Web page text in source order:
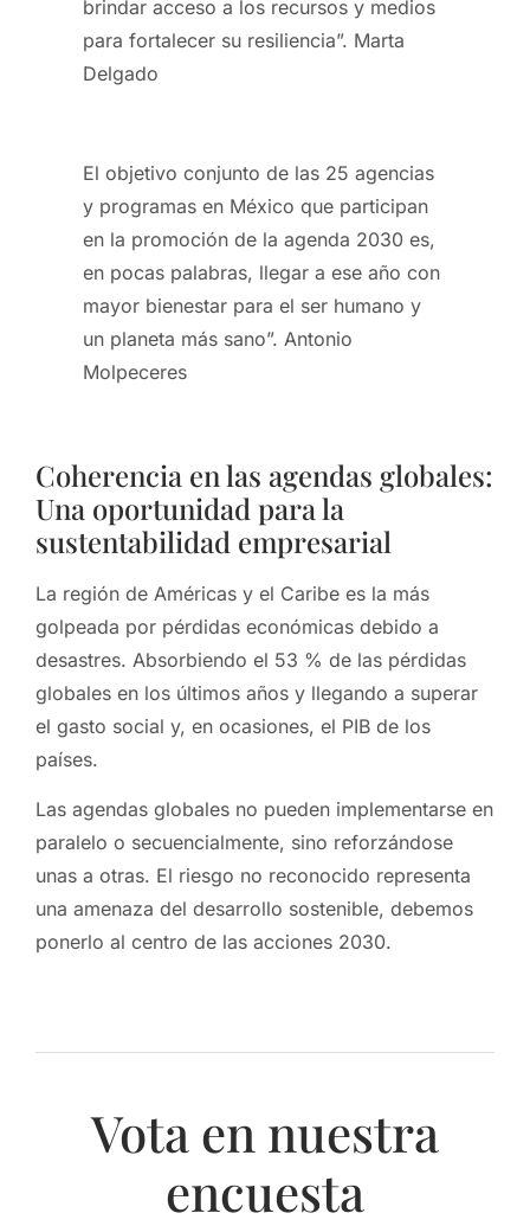
brindar acceso a los recursos y medios
para fortalecer su resiliencia”. Marta
Delgado
El objetivo conjunto de las 25 agencias
y programas en México que participan
en la promoción de la agenda 2030 es,
en pocas palabras, llegar a ese año con
mayor bienestar para el ser humano y
un planeta más sano”. Antonio
Molpeceres
Coherencia en las agendas globales:
Una oportunidad para la
sustentabilidad empresarial
La región de Américas y el Caribe es la más
golpeada por pérdidas económicas debido a
desastres. Absorbiendo el 53 % de las pérdidas
globales en los últimos años y llegando a superar
el gasto social y, en ocasiones, el PIB de los
países.
Las agendas globales no pueden implementarse en
paralelo o secuencialmente, sino reforzándose
unas a otras. El riesgo no reconocido representa
una amenaza del desarrollo sostenible, debemos
ponerlo al centro de las acciones 2030.
Vota en nuestra
encuesta